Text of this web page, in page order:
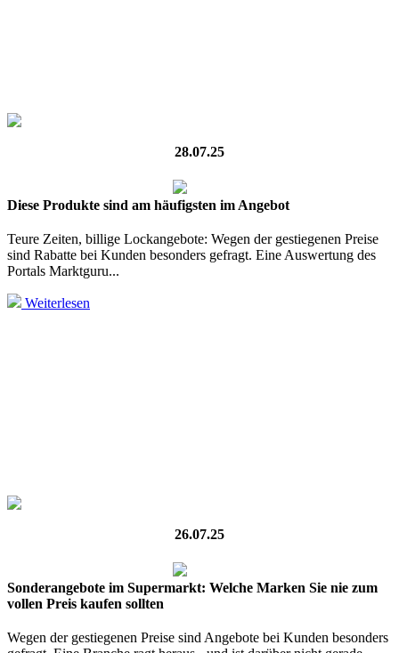
28.07.25
Diese Produkte sind am häufigsten im Angebot
Teure Zeiten, billige Lockangebote: Wegen der gestiegenen Preise
sind Rabatte bei Kunden besonders gefragt. Eine Auswertung des
Portals Marktguru...
Weiterlesen
26.07.25
Sonderangebote im Supermarkt: Welche Marken Sie nie zum
vollen Preis kaufen sollten
Wegen der gestiegenen Preise sind Angebote bei Kunden besonders